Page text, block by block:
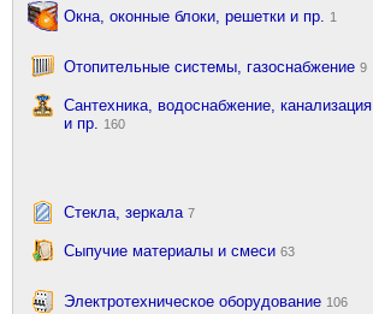
Окна, оконные блоки, решетки и пр. 1
Отопительные системы, газоснабжение 9
Сантехника, водоснабжение, канализация
и пр.
160
Стекла, зеркала 7
Сыпучие материалы и смеси 63
Электротехническое оборудование 106